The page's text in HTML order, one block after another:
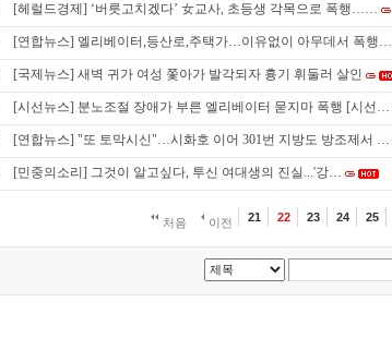
[헤럴드경제] ‘버릇고치겠다’ 女교사, 초등생 각목으로 폭행……
[연합뉴스] 엘리베이터,등산로,주택가…이유없이 아무데서 폭행…
[국제뉴스] 새벽 귀가 여성 쫓아가 발각되자 흉기 휘둘러 살인
[시선뉴스] 분노조절 장애가 부른 엘리베이터 묻지마 폭행 [시선…
[연합뉴스] "또 토막시신"…시화호 이어 301번 지방도 방조제서 …
[민중의소리] 그것이 알고싶다, 투신 여대생의 진실...'강…
처음 이전 21 22 23 24 25